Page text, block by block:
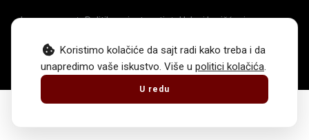
Koristimo kolačiće da sajt radi kako treba i da
unapredimo vaše iskustvo. Više u politici kolačića.
U redu
Impressum Politika privatnosti
Uslovi korišćenja